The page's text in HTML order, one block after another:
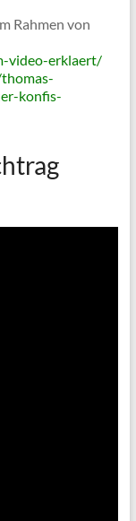
Rahmen von
video-erklaert/
konfis-